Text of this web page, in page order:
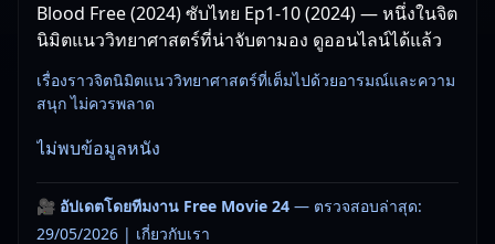
Blood Free (2024) ซับไทย Ep1-10 (2024) — หนึ่งในจิต
นิมิตแนววิทยาศาสตร์ที่น่าจับตามอง ดูออนไลน์ได้แล้ว
เรื่องราวจิตนิมิตแนววิทยาศาสตร์ที่เต็มไปด้วยอารมณ์และความ
สนุก ไม่ควรพลาด
ไม่พบข้อมูลหนัง
🎥 อัปเดตโดยทีมงาน Free Movie 24 — ตรวจสอบล่าสุด:
29/05/2026 | เกี่ยวกับเรา